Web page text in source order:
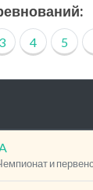
3 4 5
и